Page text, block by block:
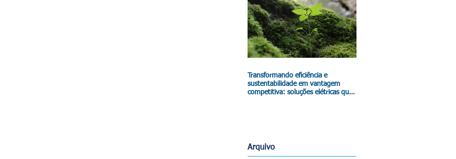
Transformando eficiência e
sustentabilidade em vantagem
competitiva: soluções elétricas que
Arquivo